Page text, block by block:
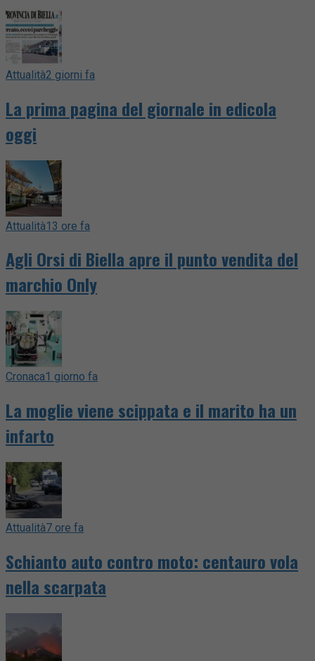
Attualità2 giorni fa
La prima pagina del giornale in edicola
oggi
Attualità13 ore fa
Agli Orsi di Biella apre il punto vendita del
marchio Only
Cronaca1 giorno fa
La moglie viene scippata e il marito ha un
infarto
Attualità7 ore fa
Schianto auto contro moto: centauro vola
nella scarpata